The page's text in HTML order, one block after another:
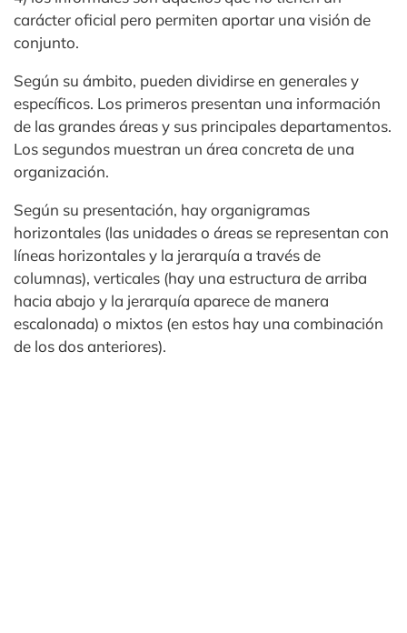
carácter oficial pero permiten aportar una visión de
conjunto.
Según su ámbito, pueden dividirse en generales y
específicos. Los primeros presentan una información
de las grandes áreas y sus principales departamentos.
Los segundos muestran un área concreta de una
organización.
Según su presentación, hay organigramas
horizontales (las unidades o áreas se representan con
líneas horizontales y la jerarquía a través de
columnas), verticales (hay una estructura de arriba
hacia abajo y la jerarquía aparece de manera
escalonada) o mixtos (en estos hay una combinación
de los dos anteriores).